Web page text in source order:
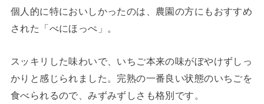
個人的に特においしかったのは、農園の方にもおすすめ
された「べにほっぺ」。
スッキリした味わいで、いちご本来の味がぼやけずしっ
かりと感じられました。完熟の一番良い状態のいちごを
食べられるので、みずみずしさも格別です。